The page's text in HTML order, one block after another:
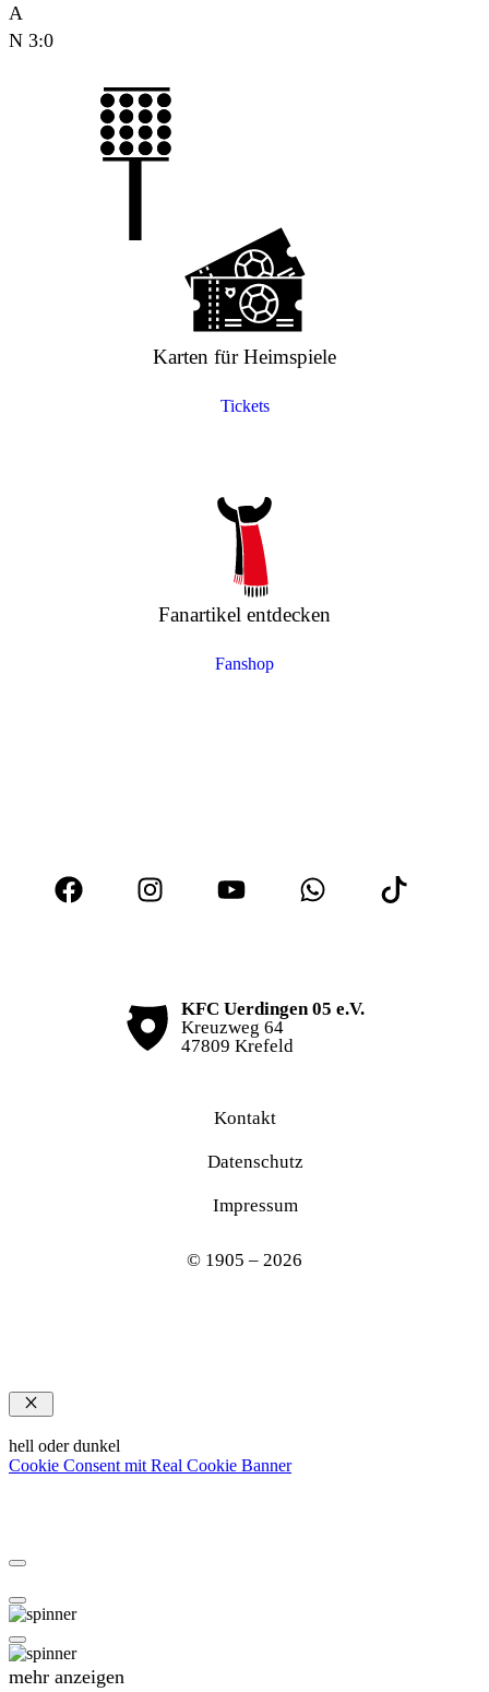
A
N 3:0
Karten für Heimspiele
Tickets
Fanartikel entdecken
Fanshop
KFC Uerdingen 05 e.V.
Kreuzweg 64
47809 Krefeld
Kontakt
Datenschutz
Impressum
© 1905 – 2026
Schließen
hell oder dunkel
Cookie Consent mit Real Cookie Banner
mehr anzeigen